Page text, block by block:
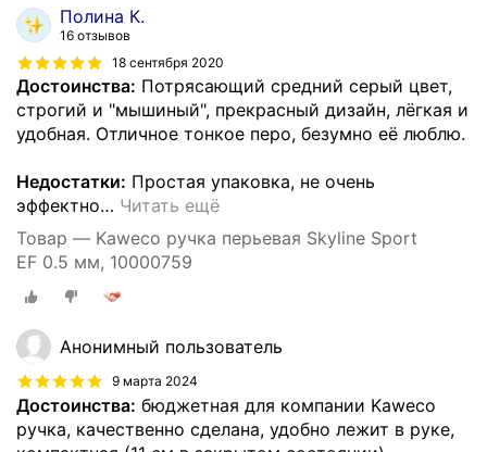
Полина К.
16 отзывов
18 сентября 2020
Достоинства: Потрясающий средний серый цвет,
строгий и "мышиный", прекрасный дизайн, лёгкая и
удобная. Отличное тонкое перо, безумно её люблю.
Недостатки: Простая упаковка, не очень
эффектно… Читать ещё
Товар — Kaweco ручка перьевая Skyline Sport
EF 0.5 мм, 10000759
Анонимный пользователь
9 марта 2024
Достоинства: бюджетная для компании Kaweco
ручка, качественно сделана, удобно лежит в руке,